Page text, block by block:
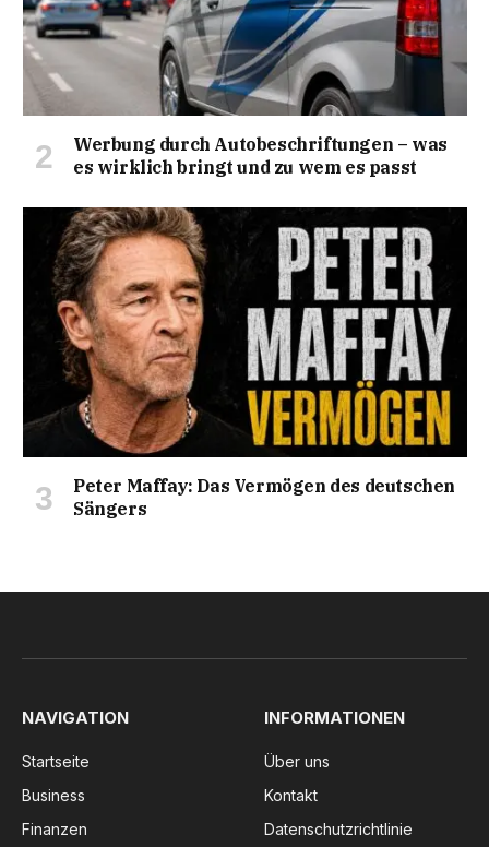
Werbung durch Autobeschriftungen – was
es wirklich bringt und zu wem es passt
Peter Maffay: Das Vermögen des deutschen
Sängers
NAVIGATION
Startseite
Business
Finanzen
INFORMATIONEN
Über uns
Kontakt
Datenschutzrichtlinie